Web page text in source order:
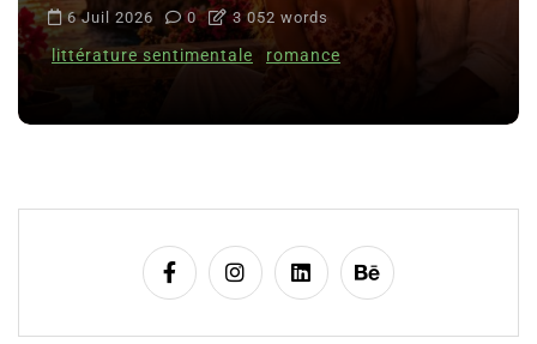
6 Juil 2026 0 3 052 words
littérature sentimentale romance